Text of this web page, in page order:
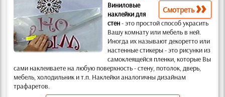
Смотреть
Виниловые
наклейки для
стен-это простой способ украсить
Вашу комнату или мебель в ней.
Иногда их называют декоретто или
настенные стикеры -это рисунки из
самоклеящейся пленки, которые Вы
сами наклеиваете на любую поверхность- стену, потолок, дверь,
мебель, холодильник и т.п. Наклейки аналогичны дизайнам
трафаретов.